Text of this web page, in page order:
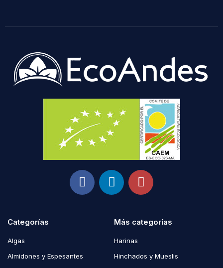
Categorías
Algas
Almidones y Espesantes
Más categorías
Harinas
Hinchados y Mueslis